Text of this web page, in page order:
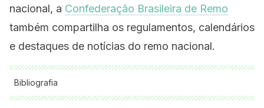
nacional, a Confederação Brasileira de Remo
também compartilha os regulamentos, calendários
e destaques de notícias do remo nacional.
Bibliografia
Todas as fontes citadas foram minuciosamente revisadas por